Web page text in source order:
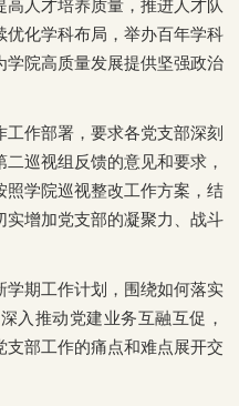
人才培养质量，推进人才队
化学科布局，举办百年学科
学院高质量发展提供坚强政治
作部署，要求各党支部深刻
巡视组反馈的意见和要求，
学院巡视整改工作方案，结
增加党支部的凝聚力、战斗
期工作计划，围绕如何落实
入推动党建业务互融互促，
部工作的痛点和难点展开交